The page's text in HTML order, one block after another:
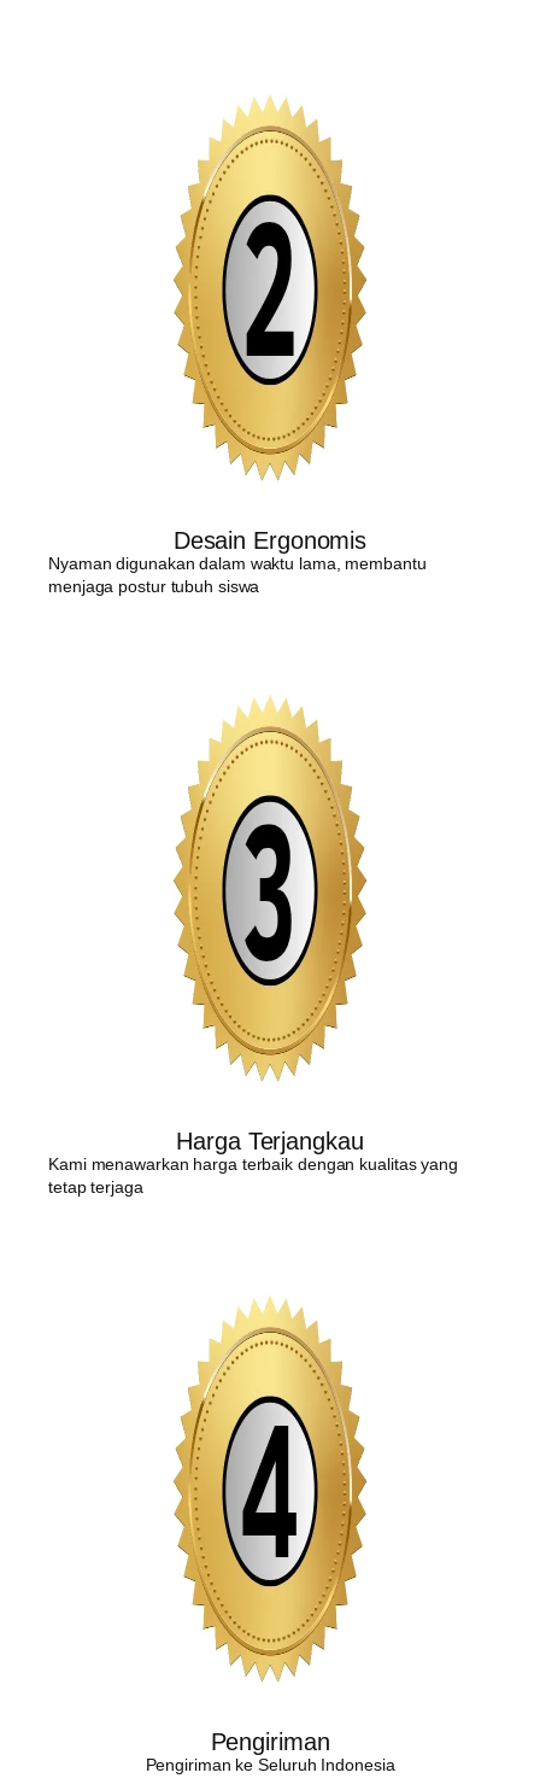
Desain Ergonomis
Nyaman digunakan dalam waktu lama, membantu
menjaga postur tubuh siswa
Harga Terjangkau
Kami menawarkan harga terbaik dengan kualitas yang
tetap terjaga
Pengiriman
Pengiriman ke Seluruh Indonesia